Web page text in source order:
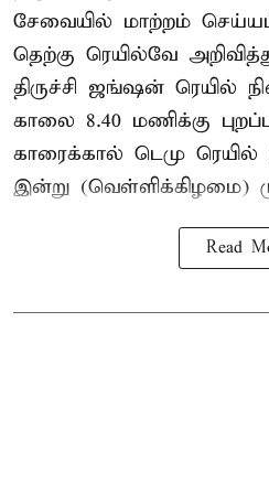
சேவையில் மாற்றம்
தெற்கு ரெயில்வே
திருச்சி ஜங்ஷன் ரெயில்
காலை 8.40 மணிக்கு
காரைக்கால் டெமு
இன்று (வெள்ளிக்கிழமை)
Read